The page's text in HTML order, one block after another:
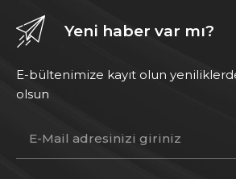
Yeni haber var mı?
E-bültenimize kayıt olun
olsun